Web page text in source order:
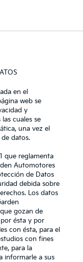
en el
web se
y
cuales se
una vez el
datos.
que reglamenta
Automotores
de Datos
debida sobre
Los datos
gozan de
ésta y por
con ésta, para el
con fines
para la
informarle a sus